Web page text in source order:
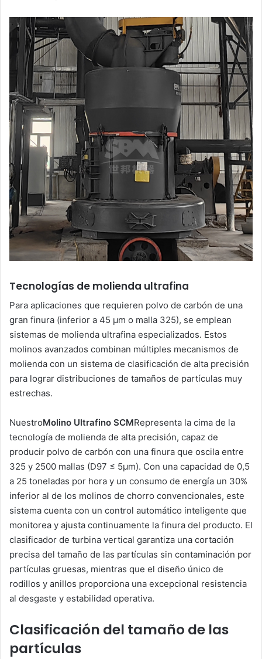
Tecnologías de molienda ultrafina
Para aplicaciones que requieren polvo de carbón de una
gran finura (inferior a 45 μm o malla 325), se emplean
sistemas de molienda ultrafina especializados. Estos
molinos avanzados combinan múltiples mecanismos de
molienda con un sistema de clasificación de alta precisión
para lograr distribuciones de tamaños de partículas muy
estrechas.
NuestroMolino Ultrafino SCMRepresenta la cima de la
tecnología de molienda de alta precisión, capaz de
producir polvo de carbón con una finura que oscila entre
325 y 2500 mallas (D97 ≤ 5μm). Con una capacidad de 0,5
a 25 toneladas por hora y un consumo de energía un 30%
inferior al de los molinos de chorro convencionales, este
sistema cuenta con un control automático inteligente que
monitorea y ajusta continuamente la finura del producto. El
clasificador de turbina vertical garantiza una cortación
precisa del tamaño de las partículas sin contaminación por
partículas gruesas, mientras que el diseño único de
rodillos y anillos proporciona una excepcional resistencia
al desgaste y estabilidad operativa.
Clasificación del tamaño de las
partículas